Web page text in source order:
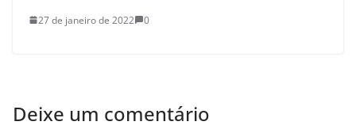
27 de janeiro de 2022 0
Deixe um comentário